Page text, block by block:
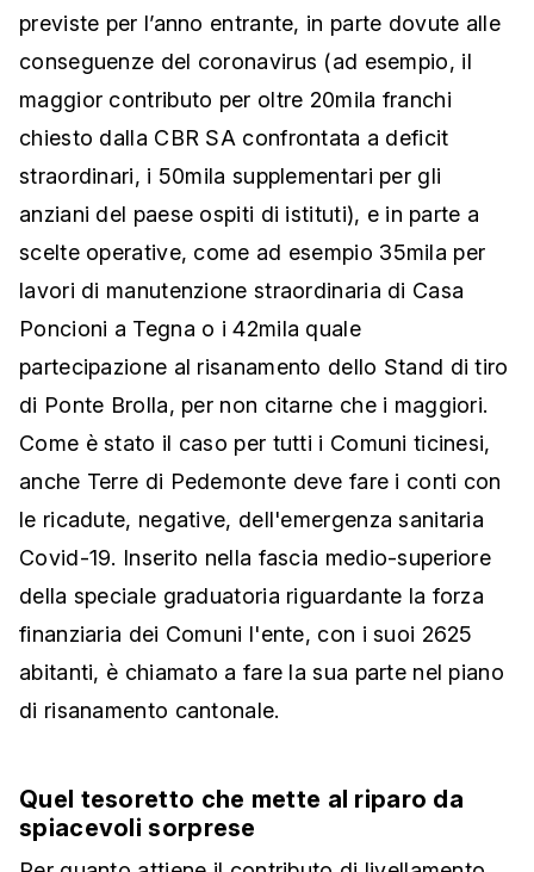
previste per l’anno entrante, in parte dovute alle
conseguenze del coronavirus (ad esempio, il
maggior contributo per oltre 20mila franchi
chiesto dalla CBR SA confrontata a deficit
straordinari, i 50mila supplementari per gli
anziani del paese ospiti di istituti), e in parte a
scelte operative, come ad esempio 35mila per
lavori di manutenzione straordinaria di Casa
Poncioni a Tegna o i 42mila quale
partecipazione al risanamento dello Stand di tiro
di Ponte Brolla, per non citarne che i maggiori.
Come è stato il caso per tutti i Comuni ticinesi,
anche Terre di Pedemonte deve fare i conti con
le ricadute, negative, dell'emergenza sanitaria
Covid-19. Inserito nella fascia medio-superiore
della speciale graduatoria riguardante la forza
finanziaria dei Comuni l'ente, con i suoi 2625
abitanti, è chiamato a fare la sua parte nel piano
di risanamento cantonale.
Quel tesoretto che mette al riparo da
spiacevoli sorprese